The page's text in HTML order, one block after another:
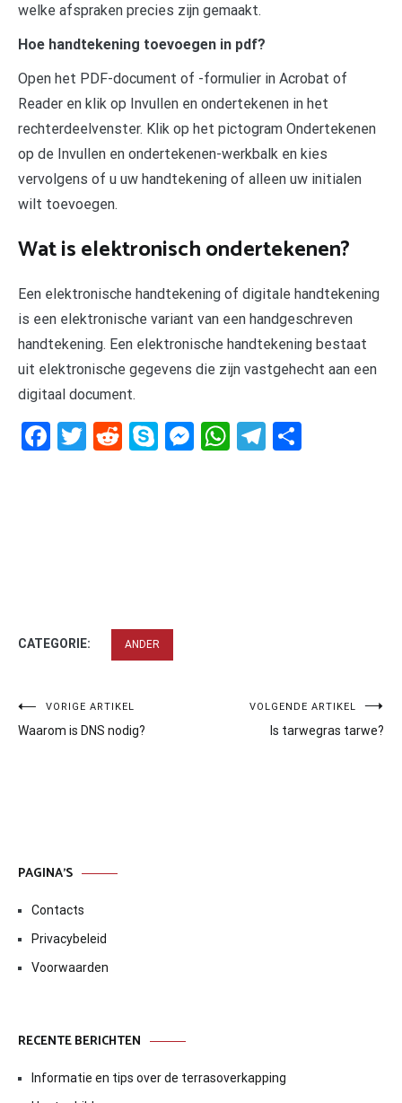
welke afspraken precies zijn gemaakt.
Hoe handtekening toevoegen in pdf?
Open het PDF-document of -formulier in Acrobat of
Reader en klik op Invullen en ondertekenen in het
rechterdeelvenster. Klik op het pictogram Ondertekenen
op de Invullen en ondertekenen-werkbalk en kies
vervolgens of u uw handtekening of alleen uw initialen
wilt toevoegen.
Wat is elektronisch ondertekenen?
Een elektronische handtekening of digitale handtekening
is een elektronische variant van een handgeschreven
handtekening. Een elektronische handtekening bestaat
uit elektronische gegevens die zijn vastgehecht aan een
digitaal document.
Facebook
Twitter
RedditSkypeMessenger
WhatsApp
Telegram
CATEGORIE: ANDER
Bericht
navigatie
VORIGE ARTIKEL
Waarom is DNS nodig?
VOLGENDE ARTIKEL
Is tarwegras tarwe?
PAGINA’S
Contacts
Privacybeleid
Voorwaarden
RECENTE BERICHTEN
Informatie en tips over de terrasoverkapping